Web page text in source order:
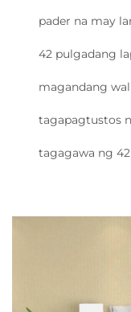
pader na may
42 pulgadang
magandang
tagapagtustos
tagagawa ng